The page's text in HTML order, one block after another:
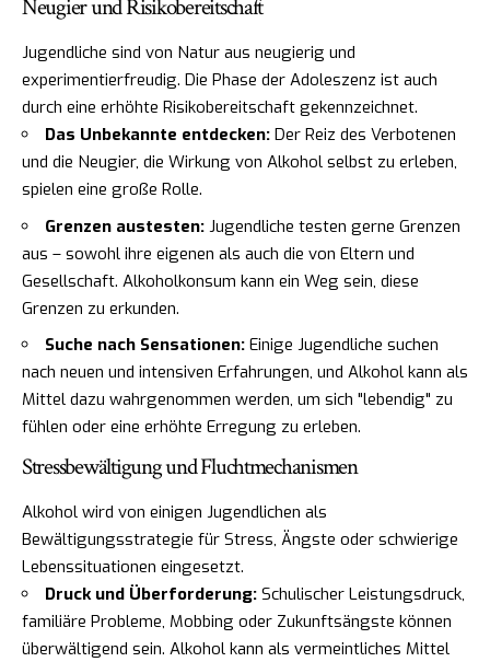
Neugier und Risikobereitschaft
Jugendliche sind von Natur aus neugierig und
experimentierfreudig. Die Phase der Adoleszenz ist auch
durch eine erhöhte Risikobereitschaft gekennzeichnet.
Das Unbekannte entdecken: Der Reiz des Verbotenen
und die Neugier, die Wirkung von Alkohol selbst zu erleben,
spielen eine große Rolle.
Grenzen austesten: Jugendliche testen gerne Grenzen
aus – sowohl ihre eigenen als auch die von Eltern und
Gesellschaft. Alkoholkonsum kann ein Weg sein, diese
Grenzen zu erkunden.
Suche nach Sensationen: Einige Jugendliche suchen
nach neuen und intensiven Erfahrungen, und Alkohol kann als
Mittel dazu wahrgenommen werden, um sich "lebendig" zu
fühlen oder eine erhöhte Erregung zu erleben.
Stressbewältigung und Fluchtmechanismen
Alkohol wird von einigen Jugendlichen als
Bewältigungsstrategie für Stress, Ängste oder schwierige
Lebenssituationen eingesetzt.
Druck und Überforderung: Schulischer Leistungsdruck,
familiäre Probleme, Mobbing oder Zukunftsängste können
überwältigend sein. Alkohol kann als vermeintliches Mittel